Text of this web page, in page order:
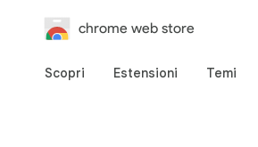
chrome web store
Scopri Estensioni Temi